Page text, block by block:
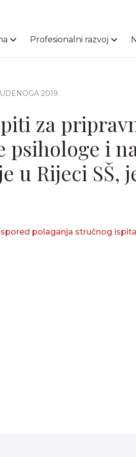
Profesionalni razvoj
2019.
za
psihologe i
u Rijeci SŠ,
polaganja stručnog ispita